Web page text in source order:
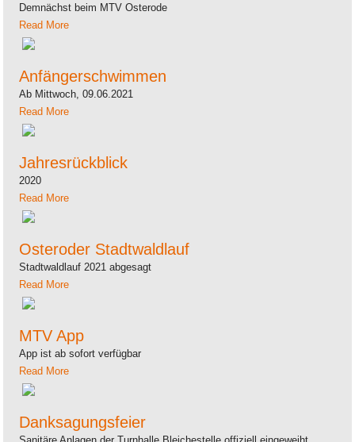
Demnächst beim MTV Osterode
Read More
Anfängerschwimmen
Ab Mittwoch, 09.06.2021
Read More
Jahresrückblick
2020
Read More
Osteroder Stadtwaldlauf
Stadtwaldlauf 2021 abgesagt
Read More
MTV App
App ist ab sofort verfügbar
Read More
Danksagungsfeier